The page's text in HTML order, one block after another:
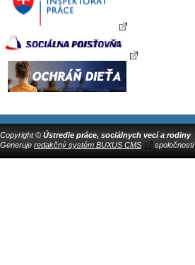
Copyright © Ústredie práce, sociálnych vecí a rodiny
Generuje redakčný systém BUXUS CMS spoločnosti